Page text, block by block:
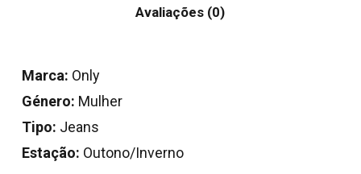
Avaliações (0)
Marca: Only
Género: Mulher
Tipo: Jeans
Estação: Outono/Inverno